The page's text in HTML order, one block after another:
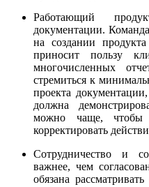
Работающий
документации.
на создании
приносит пользу
многочисленных
стремиться к
проекта
должна
можно чаще, чтобы
корректировать
Сотрудничество и
важнее, чем
обязана